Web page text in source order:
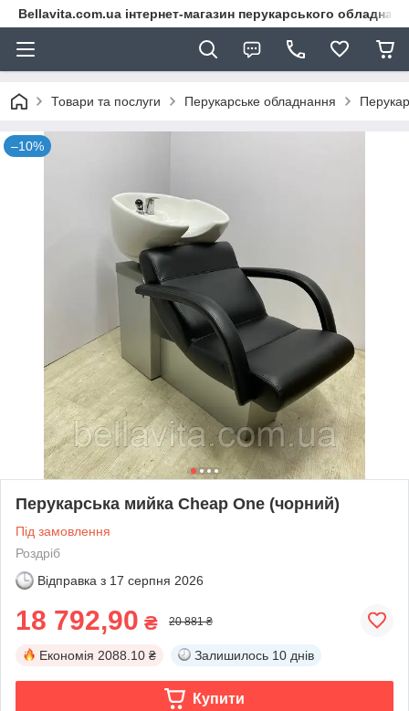
Bellavita.com.ua інтернет-магазин перукарського
Товари та послуги Перукарське обладнання
–10%
Перукарська мийка Cheap One (чорний)
Під замовлення
Роздріб
Відправка з 17 серпня 2026
18 792,90 ₴ 20 881 ₴
Економія 2088.10 ₴ Залишилось 10 днів
Купити